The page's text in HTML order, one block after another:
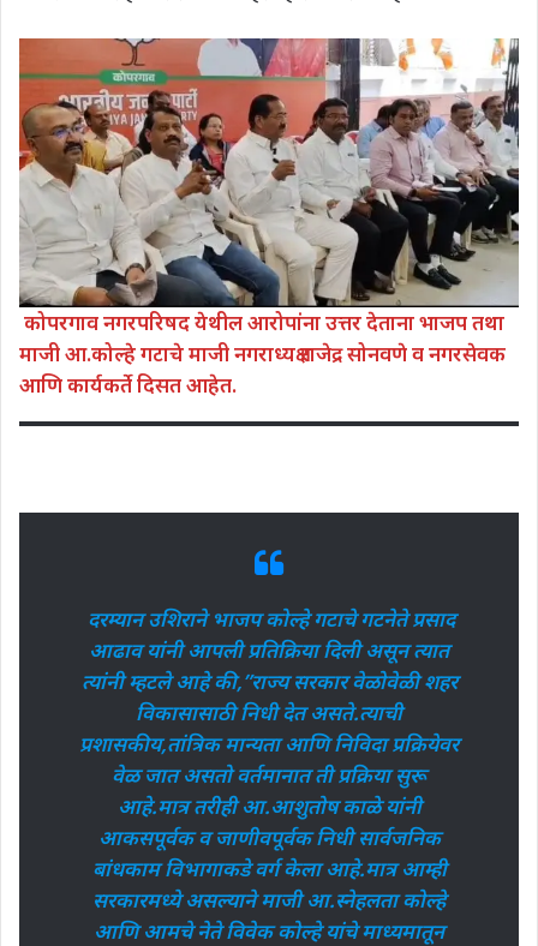
कोपरगाव नगरपरिषद येथील आरोपांना उत्तर देताना भाजप तथा
माजी आ.कोल्हे गटाचे माजी नगराध्यक्ष राजेद्र सोनवणे व नगरसेवक
आणि कार्यकर्ते दिसत आहेत.
दरम्यान उशिराने भाजप कोल्हे गटाचे गटनेते प्रसाद
आढाव यांनी आपली प्रतिक्रिया दिली असून त्यात
त्यांनी म्हटले आहे की,”राज्य सरकार वेळोवेळी शहर
विकासासाठी निधी देत असते.त्याची
प्रशासकीय,तांत्रिक मान्यता आणि निविदा प्रक्रियेवर
वेळ जात असतो वर्तमानात ती प्रक्रिया सुरू
आहे.मात्र तरीही आ.आशुतोष काळे यांनी
आकसपूर्वक व जाणीवपूर्वक निधी सार्वजनिक
बांधकाम विभागाकडे वर्ग केला आहे.मात्र आम्ही
सरकारमध्ये असल्याने माजी आ.स्नेहलता कोल्हे
आणि आमचे नेते विवेक कोल्हे यांचे माध्यमातून